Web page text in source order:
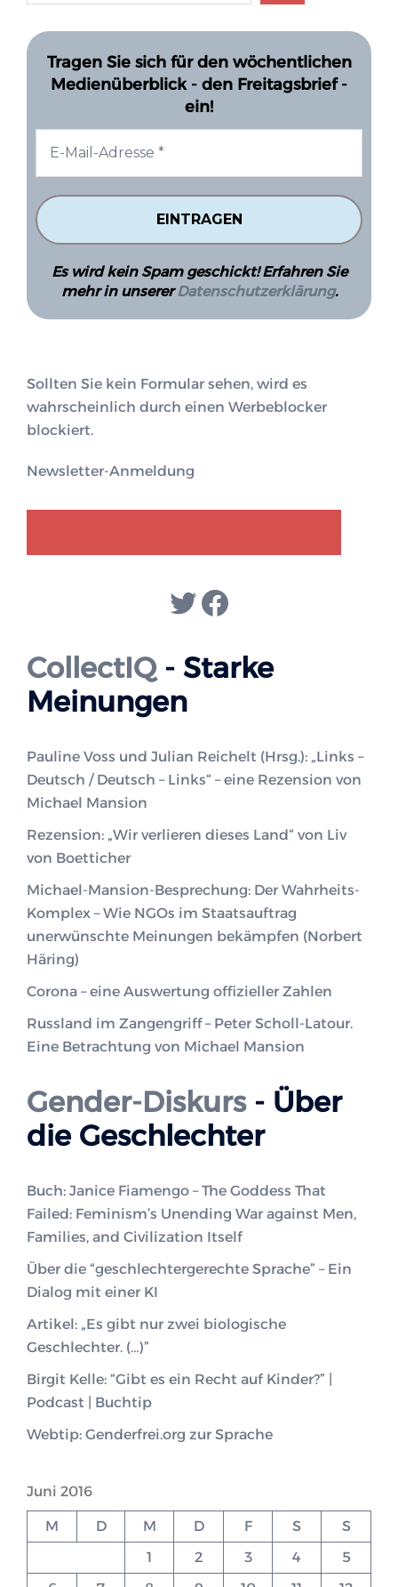
Tragen Sie sich für den wöchentlichen
Medienüberblick - den Freitagsbrief -
ein!
Es wird kein Spam geschickt! Erfahren Sie
mehr in unsererDatenschutzerklärung.
Sollten Sie kein Formular sehen, wird es
wahrscheinlich durch einen Werbeblocker
blockiert.
Newsletter-Anmeldung
Twitter
Facebook
CollectIQ- Starke
Meinungen
Pauline Voss und Julian Reichelt (Hrsg.): „Links –
Deutsch / Deutsch – Links“ – eine Rezension von
Michael Mansion
Rezension: „Wir verlieren dieses Land“ von Liv
von Boetticher
Michael-Mansion-Besprechung: Der Wahrheits-
Komplex – Wie NGOs im Staatsauftrag
unerwünschte Meinungen bekämpfen (Norbert
Häring)
Corona – eine Auswertung offizieller Zahlen
Russland im Zangengriff – Peter Scholl-Latour.
Eine Betrachtung von Michael Mansion
Gender-Diskurs- Über
die Geschlechter
Buch: Janice Fiamengo – The Goddess That
Failed: Feminism’s Unending War against Men,
Families, and Civilization Itself
Über die “geschlechtergerechte Sprache” – Ein
Dialog mit einer KI
Artikel: „Es gibt nur zwei biologische
Geschlechter. (…)”
Birgit Kelle: “Gibt es ein Recht auf Kinder?” |
Podcast | Buchtip
Webtip: Genderfrei.org zur Sprache
Juni 2016
M D M D F S
S
1
2 3 4
5